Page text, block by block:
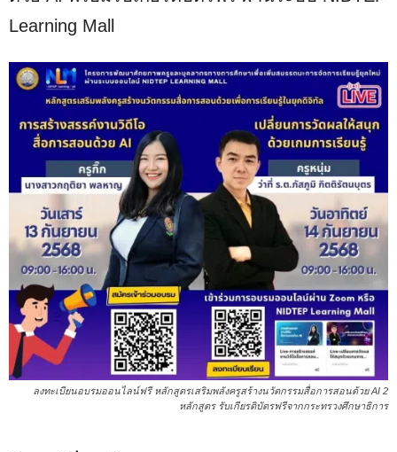
Learning Mall
ลงทะเบียนอบรมออนไลน์ฟรี หลักสูตรเสริมพลังครูสร้างนวัตกรรมสื่อการสอนด้วย AI 2
หลักสูตร รับเกียรติบัตรฟรีจากกระทรวงศึกษาธิการ